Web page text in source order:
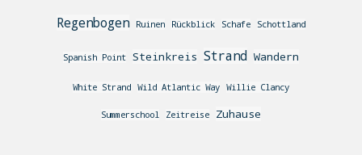
Regenbogen Ruinen Rückblick Schafe Schottland
Spanish Point Steinkreis Strand Wandern
White Strand Wild Atlantic Way Willie Clancy
Summerschool Zeitreise Zuhause